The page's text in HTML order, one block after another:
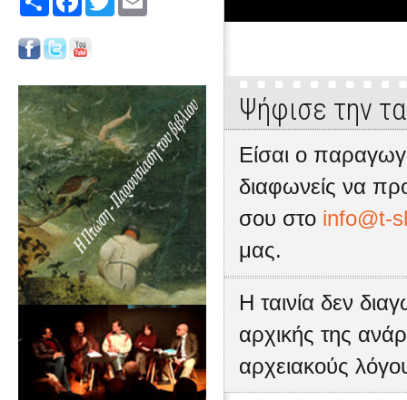
Ψήφισε την
Είσαι ο
διαφωνείς να
σου στο info@t-
μας.
Η ταινία δεν
αρχικής της
αρχειακούς